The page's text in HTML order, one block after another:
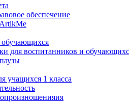
обеспечение
обучающихся
для воспитанников и
учащихся 1 класса